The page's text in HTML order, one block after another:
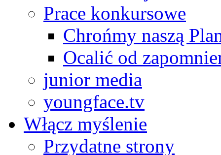
Prace konkursowe
Chrońmy naszą
Ocalić od
junior media
youngface.tv
Włącz myślenie
Przydatne strony